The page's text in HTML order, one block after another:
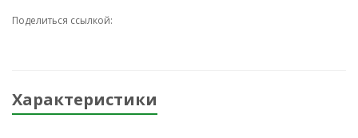
Поделиться ссылкой:
Характеристики